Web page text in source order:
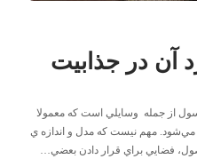
آن در جذابیت
از جمله وسايلي است که معمولا
مي‌شود. مهم نيست که مدل و اندازه ي
فضايي براي قرار دادن بعضي…